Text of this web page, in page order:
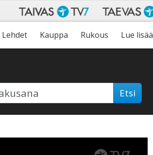
Lehdet Kauppa Rukous Lue lisää
Etsi